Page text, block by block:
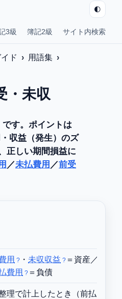
3級 簿記2級 サイト内検索
🌓
ド
用語集
・未収
す。ポイントは
収益（発生） のズ
正しい期間損益に
／未払費用 ／前受
用 ・未収収益 ＝資産／
費用 ＝負債
理で計上したとき（前払・未